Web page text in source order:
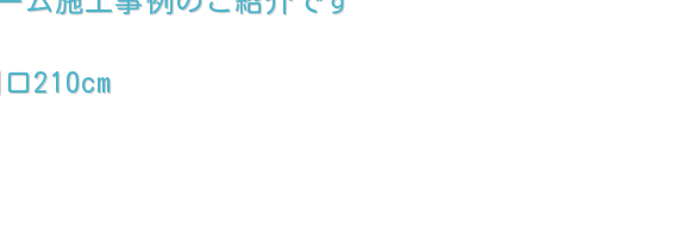
210cm